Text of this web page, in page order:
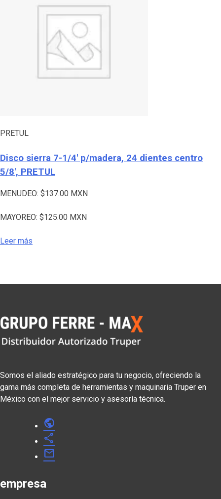
PRETUL
Disco sierra 7-1/4′ p/madera, 24 dientes centro
5/8′, PRETUL
MENUDEO: $137.00 MXN
MAYOREO: $125.00 MXN
Leer más
Somos el aliado estratégico para tu negocio, ofreciendo la
gama más completa de herramientas y maquinaria Truper en
México con el mejor servicio y asesoría técnica.
public
share
mail
empresa